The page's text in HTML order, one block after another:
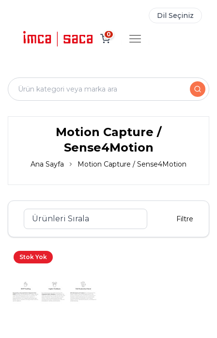
Dil Seçiniz
0
Motion Capture /
Sense4Motion
Ana Sayfa Motion Capture / Sense4Motion
Filtre
Stok Yok